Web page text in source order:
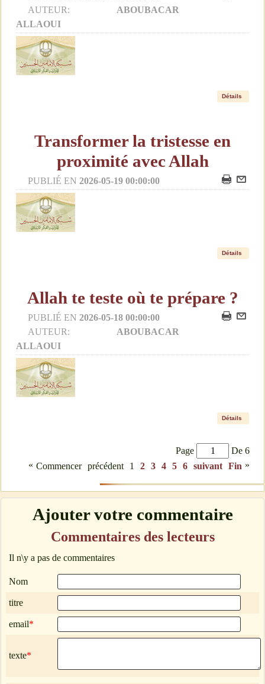
AUTEUR:
ABOUBACAR
ALLAOUI
Détails
Transformer la tristesse en
proximité avec Allah
PUBLIÉ EN 2026-05-19 00:00:00
Détails
Allah te teste où te prépare ?
PUBLIÉ EN 2026-05-18 00:00:00
AUTEUR:
ABOUBACAR
ALLAOUI
Détails
Page
De 6
« Commencer précédent 1 2 3 4 5 6 suivant Fin »
Ajouter votre commentaire
Commentaires des lecteurs
Il n\y a pas de commentaires
Nom
titre
email*
texte*